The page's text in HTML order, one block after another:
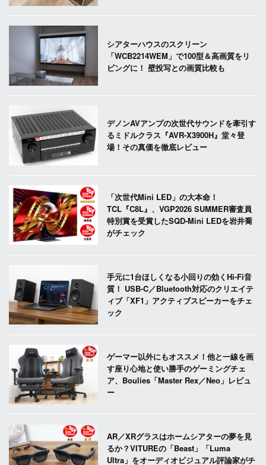
シアターハウスのスクリーン
「WCB2214WEM」で100型＆高画質をリ
ビングに！ 壁投写との画質比較も
デノンAVアンプの次世代サウンドを牽引す
るミドルクラス『AVR-X3900H』堂々登
場！その真価を徹底レビュー
「次世代Mini LED」の大本命！
TCL『C8L』、VGP2026 SUMMER審査員
特別賞を受賞したSQD-Mini LEDを岩井喬
がチェック
手元に1台ほしくなる小回りの効くHi-Fi音
質！ USB-C／Bluetooth対応のクリエイテ
ィブ「XF1」アクティブスピーカーをチェ
ック
ゲーマー以外にもオススメ！他と一線を画
す座り心地と使い勝手のゲーミングチェ
ア、Boulies「Master Rex／Neo」レビュ
ー
AR／XRグラスはホームシアターの夢を見
るか？VITUREの「Beast」「Luma
Ultra」をオーディオビジュアル評論家がチ